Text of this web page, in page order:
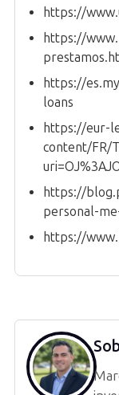
https://
https://
https://
loans
https://eur-
content/FR/
https://
personal-
https://